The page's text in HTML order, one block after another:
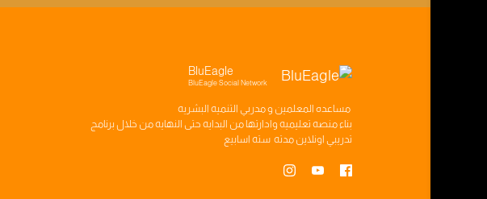
BluEagle
BluEagle Social Network
مساعده المعلمين ومدربي التنميه البشريه
بناءمنصه تعليميه وادارتها من البدايه حتى النهايه من خلال برنامج
تدريبي اونلاين مدته سته اسابيع